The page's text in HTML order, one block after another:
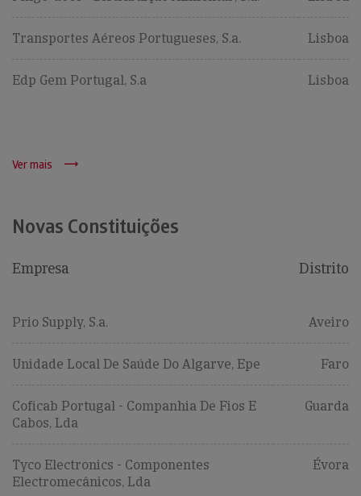
Transportes Aéreos Portugueses, S.a. Lisboa
Edp Gem Portugal, S.a Lisboa
Ver mais
Novas Constituições
Empresa Distrito
Prio Supply, S.a. Aveiro
Unidade Local De Saúde Do Algarve, Epe Faro
Coficab Portugal - Companhia De Fios E
Cabos, Lda
Guarda
Tyco Electronics - Componentes
Electromecânicos, Lda
Évora